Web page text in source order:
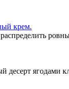
десерт ягодами